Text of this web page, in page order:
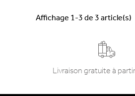
Affichage 1-3 de 3 article(s)
Livraison gratuite à